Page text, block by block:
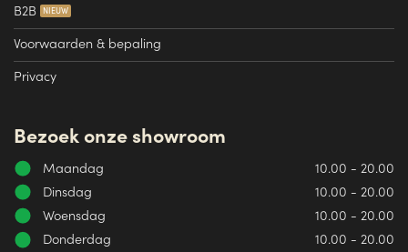
B2B
Voorwaarden & bepaling
Privacy
Bezoek onze showroom
Maandag
10.00 - 20.00
Dinsdag
10.00 - 20.00
Woensdag
10.00 - 20.00
Donderdag
10.00 - 20.00